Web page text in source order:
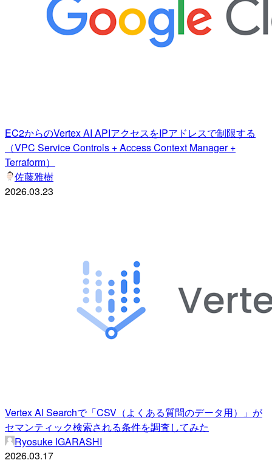
EC2からのVertex AI APIアクセスをIPアドレスで制限する
（VPC Service Controls + Access Context Manager +
Terraform）
佐藤雅樹
2026.03.23
Vertex AI Searchで「CSV（よくある質問のデータ用）」が
セマンティック検索される条件を調査してみた
Ryosuke IGARASHI
2026.03.17